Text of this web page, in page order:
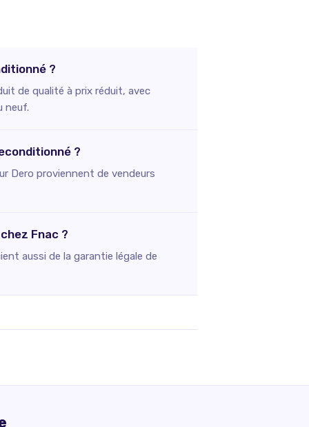
?
de qualité à prix réduit, avec
neuf.
?
Dero proviennent de vendeurs
Fnac ?
aussi de la garantie légale de